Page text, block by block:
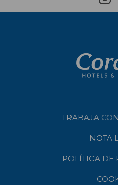
TRABAJA
NOTA
POLÍTICA DE